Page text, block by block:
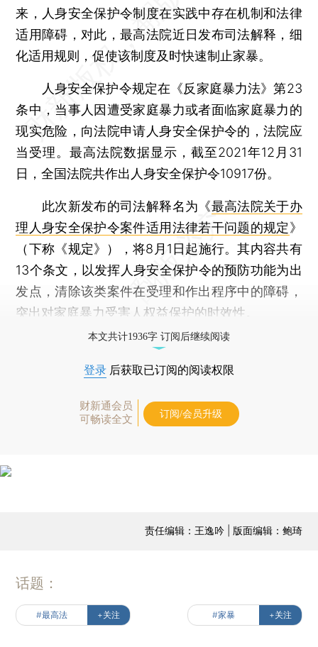
来，人身安全保护令制度在实践中存在机制和法律
适用障碍，对此，最高法院近日发布司法解释，细
化适用规则，促使该制度及时快速制止家暴。
人身安全保护令规定在《反家庭暴力法》第23
条中，当事人因遭受家庭暴力或者面临家庭暴力的
现实危险，向法院申请人身安全保护令的，法院应
当受理。最高法院数据显示，截至2021年12月31
日，全国法院共作出人身安全保护令10917份。
此次新发布的司法解释名为《最高法院关于办
理人身安全保护令案件适用法律若干问题的规定》
（下称《规定》），将8月1日起施行。其内容共有
13个条文，以发挥人身安全保护令的预防功能为出
发点，清除该类案件在受理和作出程序中的障碍，
突出对家庭暴力受害人权益保护的时效性。
本文共计1936字 订阅后继续阅读
登录 后获取已订阅的阅读权限
财新通会员
可畅读全文
订阅/会员升级
责任编辑：王逸吟 | 版面编辑：鲍琦
话题：
#最高法 +关注 #家暴 +关注